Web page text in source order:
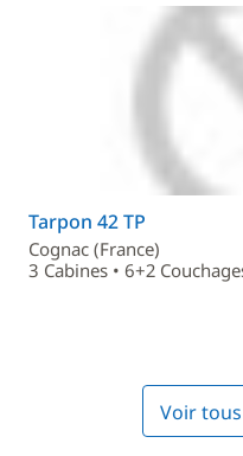
Tarpon 42 TP
Cognac (France)
3 Cabines • 6+2
Voir